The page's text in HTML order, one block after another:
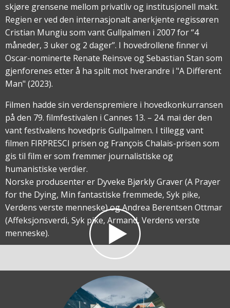
skjøre grensene mellom privatliv og institusjonell makt.
Regien er ved den internasjonalt anerkjente regissøren
Cristian Mungiu som vant Gullpalmen i 2007 for “4
måneder, 3 uker og 2 dager”. I hovedrollene finner vi
Oscar-nominerte Renate Reinsve og Sebastian Stan som
gjenforenes etter å ha spilt mot hverandre i "A Different
Man" (2023).
Filmen hadde sin verdenspremiere i hovedkonkurransen
på den 79. filmfestivalen i Cannes 13. – 24. mai der den
vant festivalens hovedpris Gullpalmen. I tillegg vant
filmen FIRPRESCI prisen og François Chalais-prisen som
gis til film er som fremmer journalistiske og
humanistiske verdier.
Norske produsenter er Dyveke Bjørkly Graver (A Prayer
for the Dying, Min fantastiske fremmede, Syk pike,
Verdens verste menneske) og Andrea Berentsen Ottmar
(Affeksjonsverdi, Syk pike, Armand, Verdens verste
menneske).